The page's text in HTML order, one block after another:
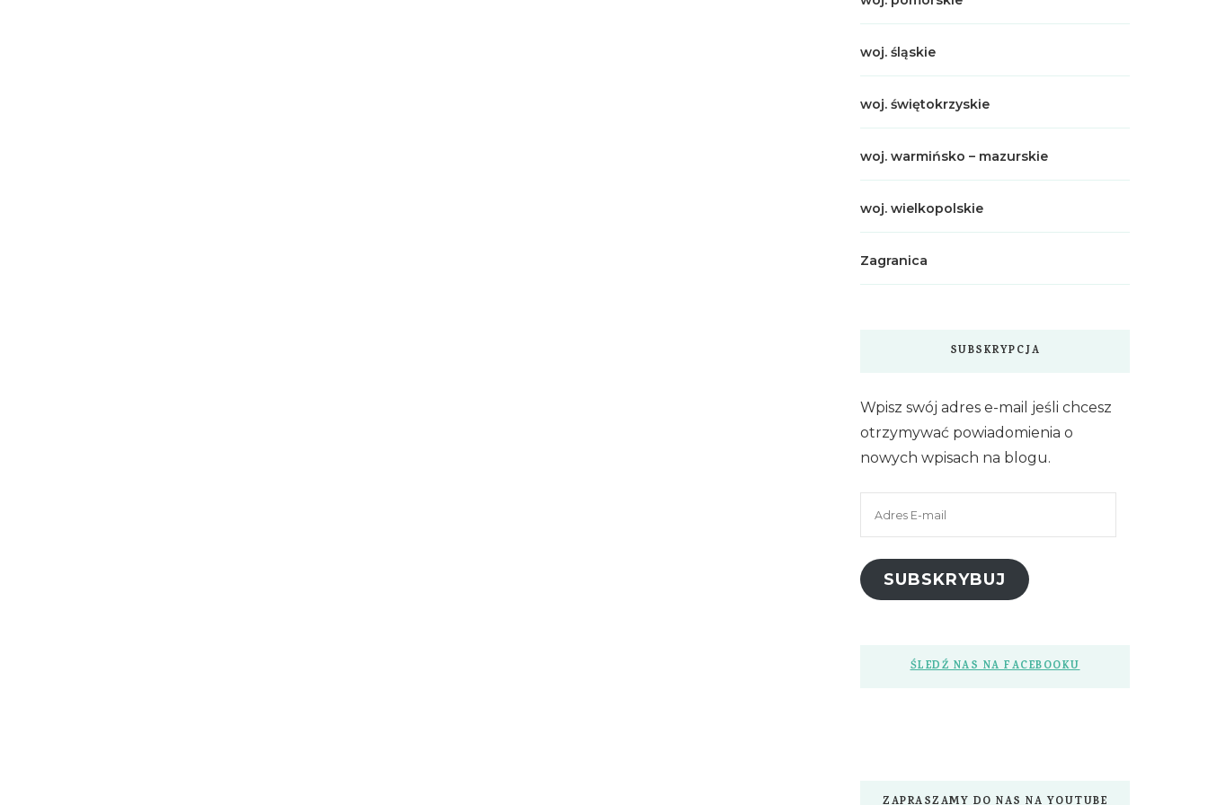
woj. śląskie
woj. świętokrzyskie
woj. warmińsko – mazurskie
woj. wielkopolskie
Zagranica
SUBSKRYPCJA
Wpisz swój adres e-mail jeśli chcesz
otrzymywać powiadomienia o
nowych wpisach na blogu.
SUBSKRYBUJ
ŚLEDŹ NAS NA FACEBOOKU